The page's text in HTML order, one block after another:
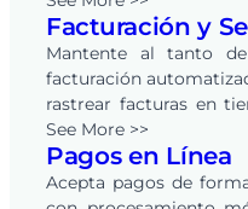
línea con un solo
seguimientos,
convertir más
Facturación y
Mantente al tanto
facturación
rastrear facturas en
vencidas. Los
y clientes
reduciendo la carga
See More >>
Pagos en Línea
Acepta pagos de